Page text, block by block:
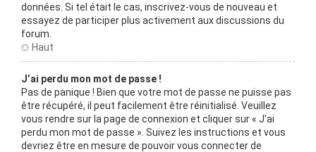
données. Si tel était le cas, inscrivez-vous de nouveau et
essayez de participer plus activement aux discussions du
forum.
Haut
J’ai perdu mon mot de passe !
Pas de panique ! Bien que votre mot de passe ne puisse pas
être récupéré, il peut facilement être réinitialisé. Veuillez
vous rendre sur la page de connexion et cliquer sur « J’ai
perdu mon mot de passe ». Suivez les instructions et vous
devriez être en mesure de pouvoir vous connecter de